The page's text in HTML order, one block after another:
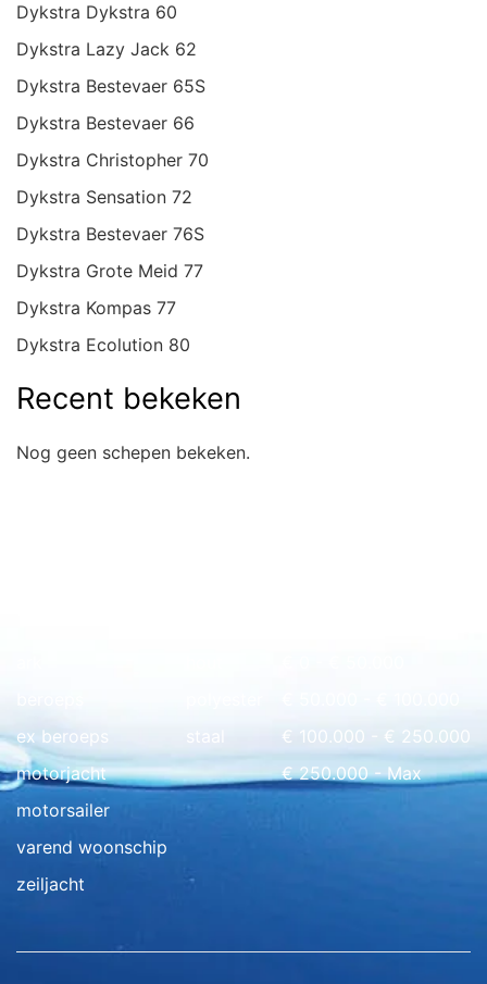
Dykstra Dykstra 60
Dykstra Lazy Jack 62
Dykstra Bestevaer 65S
Dykstra Bestevaer 66
Dykstra Christopher 70
Dykstra Sensation 72
Dykstra Bestevaer 76S
Dykstra Grote Meid 77
Dykstra Kompas 77
Dykstra Ecolution 80
Recent bekeken
Nog geen schepen bekeken.
ex beroeps
motorjacht
motorsailer
varend woonschip
zeiljacht
€ 100.000 - € 250.000
€ 250.000 - Max